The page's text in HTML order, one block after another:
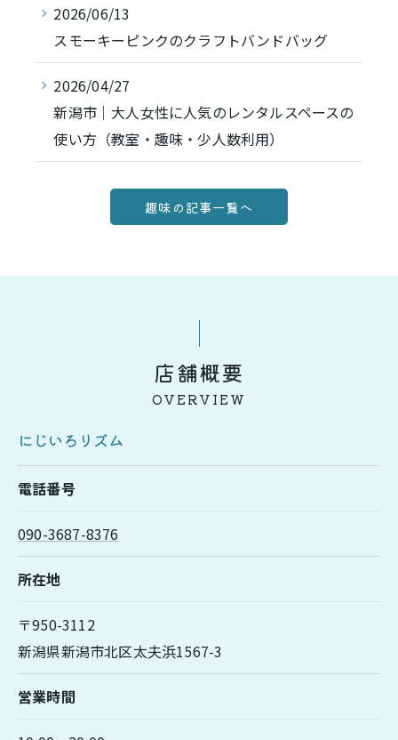
2026/06/13
スモーキーピンクのクラフトバンドバッグ
2026/04/27
新潟市｜大人女性に人気のレンタルスペースの
使い方（教室・趣味・少人数利用）
趣味の記事一覧へ
店舗概要
OVERVIEW
にじいろリズム
電話番号
090-3687-8376
所在地
〒950-3112
新潟県新潟市北区太夫浜1567-3
営業時間